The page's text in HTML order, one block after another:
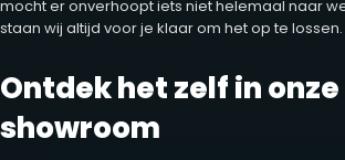
mocht er onverhoopt iets niet helemaal naar
staan wij altijd voor je klaar om het op te lossen.
Ontdek het zelf in onze
showroom